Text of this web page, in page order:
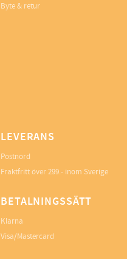
Byte & retur
LEVERANS
Postnord
Fraktfritt över 299.- inom Sverige
BETALNINGSSÄTT
Klarna
Visa/Mastercard